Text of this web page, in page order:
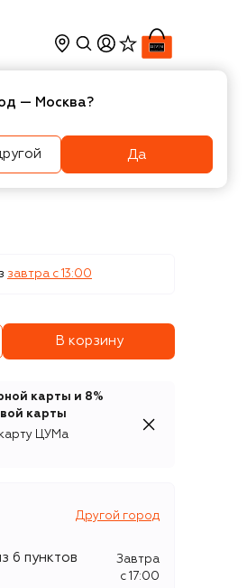
Игрушки Аксесcуары
завтра c 13:00
В корзину
карты и 8%
карты
ЦУМа
Другой город
6 пунктов
Завтра
c 17:00
— Москва?
Да